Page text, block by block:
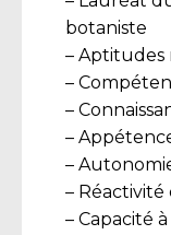
botaniste
– Aptitudes
–
–
–
–
–
– Capacité